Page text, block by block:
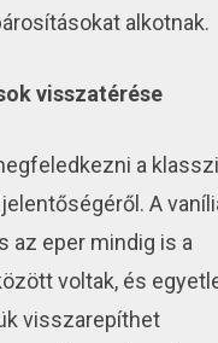
alkotnak.
visszatérése
a
A
az eper mindig is a
voltak, és
visszarepíthet